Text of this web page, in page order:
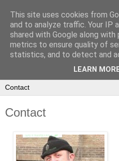
Contact
This site uses cookies from
and to analyze traffic. Your IP
shared with Google along
metrics to ensure quality of
statistics, and to detect and
LEARN